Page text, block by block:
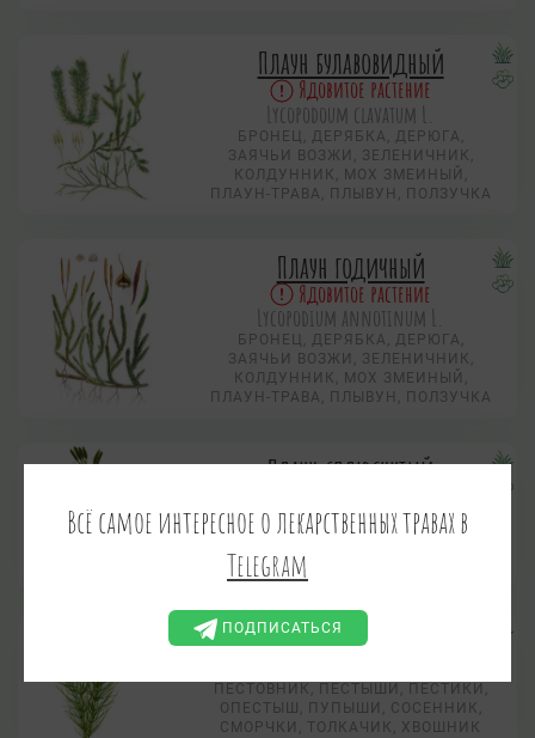
Плаун булавовидный
Ядовитое растение
Lycopodoum clavatum L.
БРОНЕЦ, ДЕРЯБКА, ДЕРЮГА,
ЗАЯЧЬИ ВОЗЖИ, ЗЕЛЕНИЧНИК,
КОЛДУННИК, МОХ ЗМЕИНЫЙ,
ПЛАУН-ТРАВА, ПЛЫВУН, ПОЛЗУЧКА
Плаун годичный
Ядовитое растение
Lycopodium annotinum L.
БРОНЕЦ, ДЕРЯБКА, ДЕРЮГА,
ЗАЯЧЬИ ВОЗЖИ, ЗЕЛЕНИЧНИК,
КОЛДУННИК, МОХ ЗМЕИНЫЙ,
ПЛАУН-ТРАВА, ПЛЫВУН, ПОЛЗУЧКА
Плаун сплюснутый
Lycopodium complanatum L.,
ДИФАЗИАСТРУМ УПЛОЩЕННЫЙ
Хвощ полевой
ПЕСТОВНИК, ПЕСТЫШИ, ПЕСТИКИ,
ОПЕСТЫШ, ПУПЫШИ, СОСЕННИК,
СМОРЧКИ, ТОЛКАЧИК, ХВОШНИК
Всё самое интересное о лекарственных травах в
Telegram
ПОДПИСАТЬСЯ